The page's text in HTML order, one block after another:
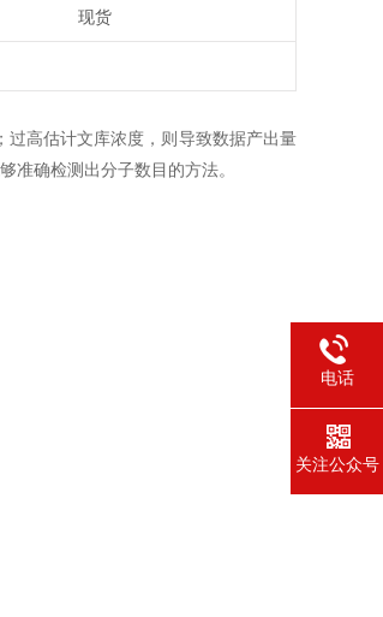
现货
高估计文库浓度，则导致数据产出量
准确检测出分子数目的方法。
电话
关注公众号